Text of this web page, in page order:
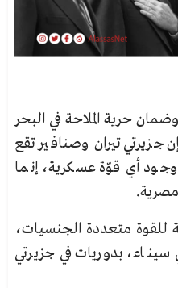
حرية الملاحة في البحر
جزيرتي تيران وصنافير تقع
أي قوّة عسكرية، إنما
للقوة متعددة الجنسيات،
بدوريات في جزيرتي